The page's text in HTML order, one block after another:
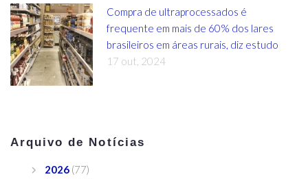
Compra de ultraprocessados é
frequente em mais de 60% dos lares
brasileiros em áreas rurais, diz estudo
17 out, 2024
Arquivo de Notícias
2026 (77)